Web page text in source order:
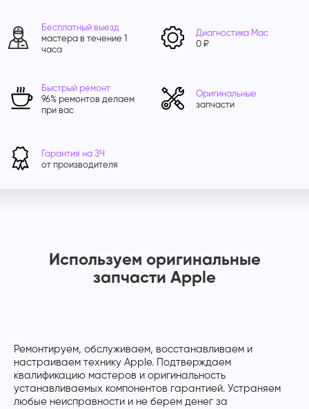
Бесплатный выезд
мастера в течение 1
часа
Диагностика Mac
0 ₽
Быстрый ремонт
96% ремонтов делаем
при вас
Оригинальные
запчасти
Гарантия на ЗЧ
от производителя
Используем оригинальные
запчасти Apple
Ремонтируем, обслуживаем, восстанавливаем и
настраиваем технику Apple. Подтверждаем
квалификацию мастеров и оригинальность
устанавливаемых компонентов гарантией. Устраняем
любые неисправности и не берем денег за